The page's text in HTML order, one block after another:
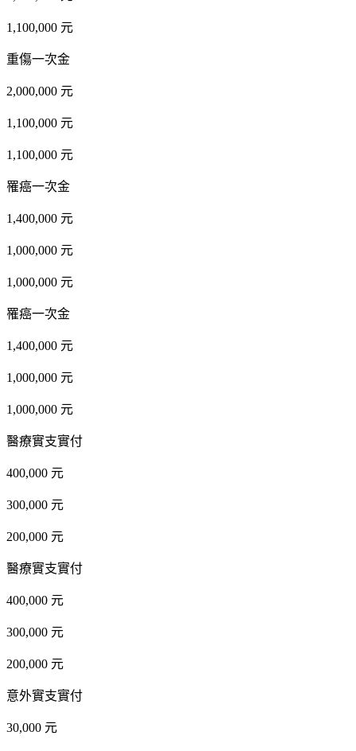
1,100,000 元
重傷一次金
2,000,000 元
1,100,000 元
1,100,000 元
罹癌一次金
1,400,000 元
1,000,000 元
1,000,000 元
罹癌一次金
1,400,000 元
1,000,000 元
1,000,000 元
醫療實支實付
400,000 元
300,000 元
200,000 元
醫療實支實付
400,000 元
300,000 元
200,000 元
意外實支實付
30,000 元